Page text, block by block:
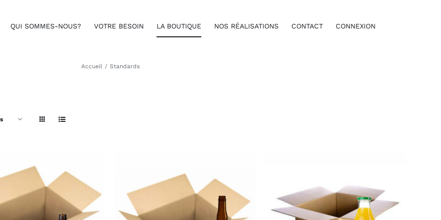
QUI SOMMES-NOUS? VOTRE BESOIN LA BOUTIQUE NOS RÉALISATIONS CONTACT CONNEXION
Accueil Standards
AU PANIER
/
AJOUTER AU PANIER
/
AJOUTER AU PANIER
/